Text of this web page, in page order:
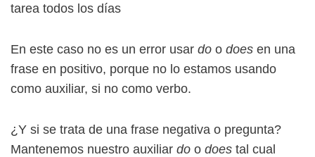
tarea todos los días
En este caso no es un error usar do o does en una
frase en positivo, porque no lo estamos usando
como auxiliar, si no como verbo.
¿Y si se trata de una frase negativa o pregunta?
Mantenemos nuestro auxiliar do o does tal cual